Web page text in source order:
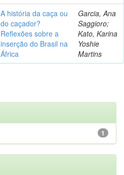
A história da caça ou
do caçador?
Reflexões sobre a
inserção do Brasil na
África
Garcia, Ana
Saggioro;
Kato, Karina
Yoshie
Martins
1